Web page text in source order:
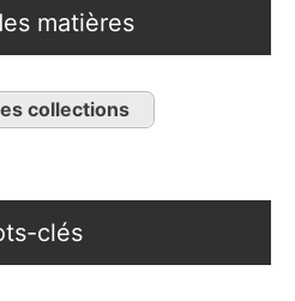
matières
collections
clés